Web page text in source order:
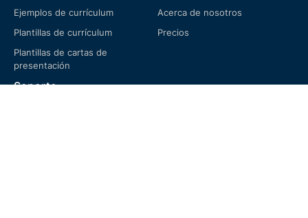
Ejemplos de currículum
Plantillas de currículum
Plantillas de cartas de
presentación
Acerca de nosotros
Precios
Soporte